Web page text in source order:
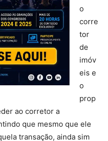
o
corre
tor
de
imóv
eis e
o
prop
ao corretor a
que mesmo que ele
transação, ainda sim